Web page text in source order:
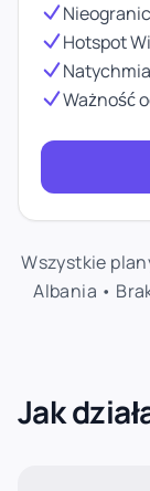
Hotspot
Ważność
Wszystkie
Albania •
Jak